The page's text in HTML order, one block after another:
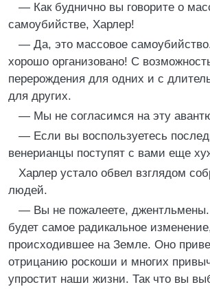
— Как буднично вы говорите о
самоубийстве, Харлер!
— Да, это массовое
хорошо организовано! С
перерождения для одних и с
для других.
— Мы не согласимся на эту
— Если вы воспользуетесь
венерианцы поступят с вами еще
Харлер устало обвел взглядом
людей.
— Вы не пожалеете, джентльмены.
будет самое радикальное
происходившее на Земле. Оно
отрицанию роскоши и многих
упростит наши жизни. Так что вы